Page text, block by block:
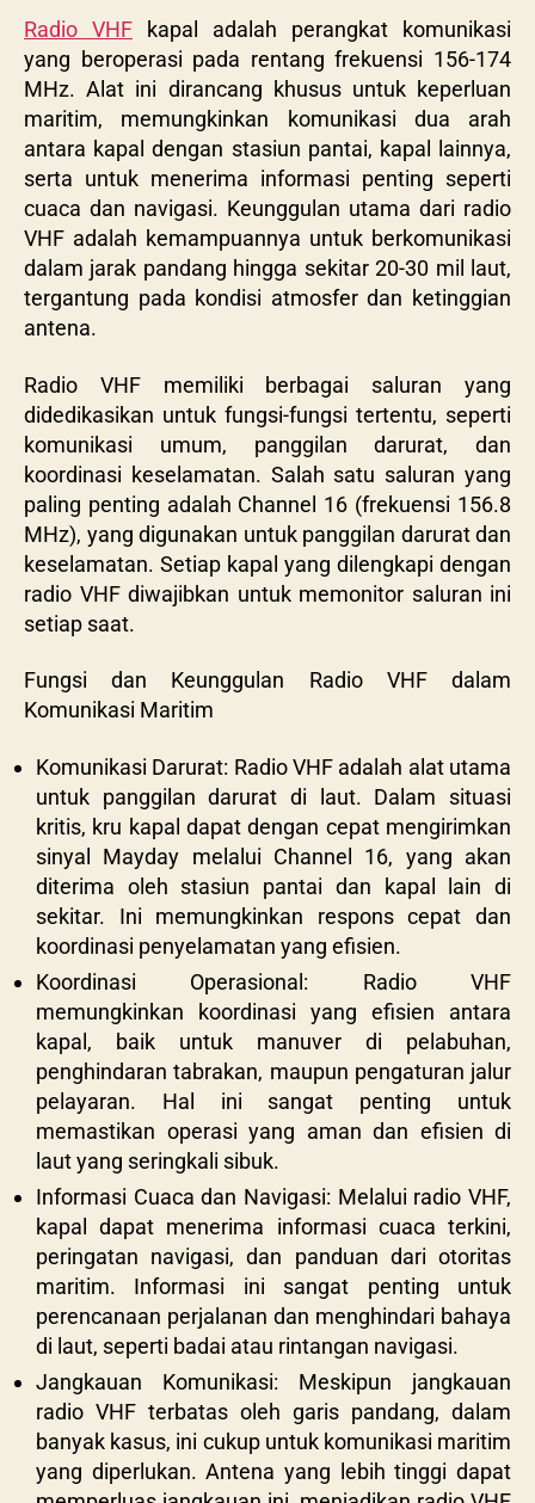
Radio VHF kapal adalah perangkat komunikasi
yang beroperasi pada rentang frekuensi 156-174
MHz. Alat ini dirancang khusus untuk keperluan
maritim, memungkinkan komunikasi dua arah
antara kapal dengan stasiun pantai, kapal lainnya,
serta untuk menerima informasi penting seperti
cuaca dan navigasi. Keunggulan utama dari radio
VHF adalah kemampuannya untuk berkomunikasi
dalam jarak pandang hingga sekitar 20-30 mil laut,
tergantung pada kondisi atmosfer dan ketinggian
antena.
Radio VHF memiliki berbagai saluran yang
didedikasikan untuk fungsi-fungsi tertentu, seperti
komunikasi umum, panggilan darurat, dan
koordinasi keselamatan. Salah satu saluran yang
paling penting adalah Channel 16 (frekuensi 156.8
MHz), yang digunakan untuk panggilan darurat dan
keselamatan. Setiap kapal yang dilengkapi dengan
radio VHF diwajibkan untuk memonitor saluran ini
setiap saat.
Fungsi dan Keunggulan Radio VHF dalam
Komunikasi Maritim
Komunikasi Darurat: Radio VHF adalah alat utama
untuk panggilan darurat di laut. Dalam situasi
kritis, kru kapal dapat dengan cepat mengirimkan
sinyal Mayday melalui Channel 16, yang akan
diterima oleh stasiun pantai dan kapal lain di
sekitar. Ini memungkinkan respons cepat dan
koordinasi penyelamatan yang efisien.
Koordinasi Operasional: Radio VHF
memungkinkan koordinasi yang efisien antara
kapal, baik untuk manuver di pelabuhan,
penghindaran tabrakan, maupun pengaturan jalur
pelayaran. Hal ini sangat penting untuk
memastikan operasi yang aman dan efisien di
laut yang seringkali sibuk.
Informasi Cuaca dan Navigasi: Melalui radio VHF,
kapal dapat menerima informasi cuaca terkini,
peringatan navigasi, dan panduan dari otoritas
maritim. Informasi ini sangat penting untuk
perencanaan perjalanan dan menghindari bahaya
di laut, seperti badai atau rintangan navigasi.
Jangkauan Komunikasi: Meskipun jangkauan
radio VHF terbatas oleh garis pandang, dalam
banyak kasus, ini cukup untuk komunikasi maritim
yang diperlukan. Antena yang lebih tinggi dapat